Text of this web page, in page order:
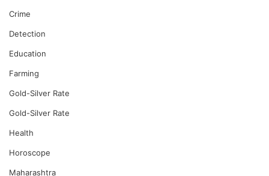
Crime
Detection
Education
Farming
Gold-Silver Rate
Gold-Silver Rate
Health
Horoscope
Maharashtra